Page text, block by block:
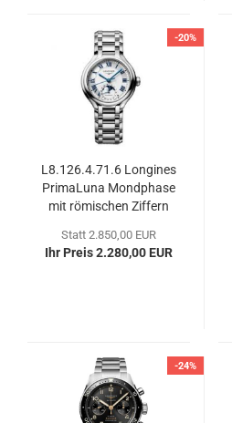
-20%
L8.126.4.71.6 Lon­gi­nes
Pri­maL­u­na Mond­pha­se
mit rö­mi­schen Zif­fern
Statt 2.850,00 EUR
Ihr Preis 2.280,00 EUR
-24%